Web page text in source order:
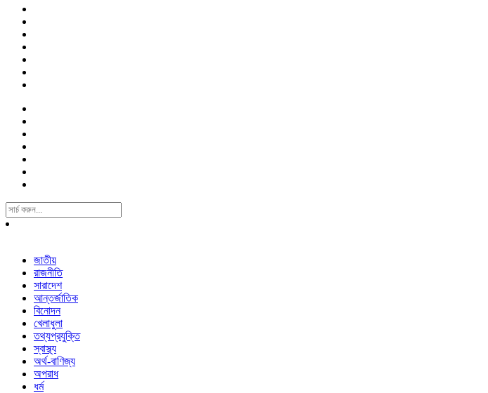
Search
For:
জাতীয়
রাজনীতি
সারাদেশ
আন্তর্জাতিক
বিনোদন
খেলাধুলা
তথ্যপ্রযুক্তি
স্বাস্থ্য
অর্থ-বাণিজ্য
অপরাধ
ধর্ম